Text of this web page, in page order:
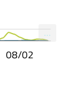
08/02
...